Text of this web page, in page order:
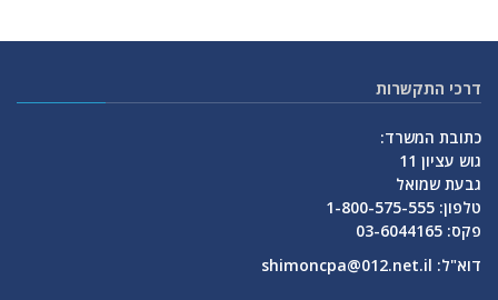
דרכי התקשרות
כתובת המשרד:
גוש עציון 11
גבעת שמואל
טלפון: 1-800-575-555
פקס: 03-6044165
דוא"ל: shimoncpa@012.net.il